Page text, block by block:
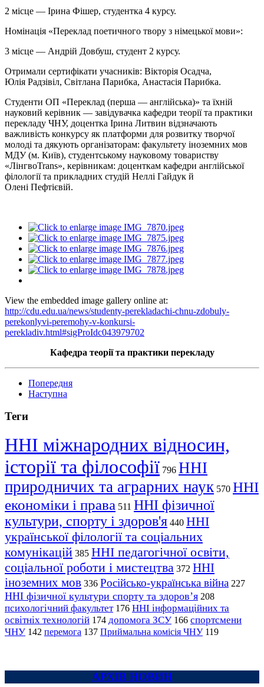
2 місце — Ірина Фішер, студентка 4 курсу.
Номінація «Переклад поетичного твору з німецької мови»:
3 місце — Андрій Довбуш, студент 2 курсу.
Отримали сертифікати учасників: Вікторія Осадча,
Юлія Радзівіл, Світлана Парибка, Анастасія Парибка.
Студенти ОП «Переклад (перша — англійська)» та їхній
науковий керівник — завідувачка кафедри теорії та практики
перекладу ЧНУ, доцентка Ірина Литвин відзначають
важливість конкурсу як платформи для розвитку творчої
молоді та дякують організаторам: факультету іноземних мов
МДУ (м. Київ), студентському науковому товариству
«ЛінгвоTrans», керівникам: доценткам кафедри англійської
філології та прикладних студій Неллі Гайдук й
Олені Пефтієвій.
View the embedded image gallery online at:
http://cdu.edu.ua/news/studenty-perekladachi-chnu-zdobuly-
perekonlyvi-peremohy-v-konkursi-
perekladiv.html#sigProIdc043979702
Кафедра теорії та практики перекладу
Попередня
Наступна
Теги
ННІ міжнародних відносин,
історії та філософії 796 ННІ
природничих та аграрних наук 570 ННІ
економіки і права 511 ННІ фізичної
культури, спорту і здоров'я 440 ННІ
української філології та соціальних
комунікацій 385 ННІ педагогічної освіти,
соціальної роботи і мистецтва 372 ННІ
іноземних мов 336 Російсько-українська війна 227
ННІ фізичної культури спорту та здоров’я 208
психологічний факультет 176 ННІ інформаційних та
освітніх технологій 174 допомога ЗСУ 166 спортсмени
ЧНУ 142 перемога 137 Приймальна комісія ЧНУ 119
АРХІВ НОВИН